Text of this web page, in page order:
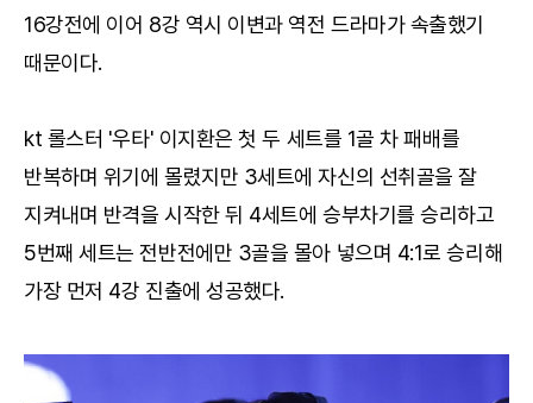
16강전에 이어 8강 역시 이변과 역전 드라마가 속출했기
때문이다.
kt 롤스터 '우타' 이지환은 첫 두 세트를 1골 차 패배를
반복하며 위기에 몰렸지만 3세트에 자신의 선취골을 잘
지켜내며 반격을 시작한 뒤 4세트에 승부차기를 승리하고
5번째 세트는 전반전에만 3골을 몰아 넣으며 4:1로 승리해
가장 먼저 4강 진출에 성공했다.